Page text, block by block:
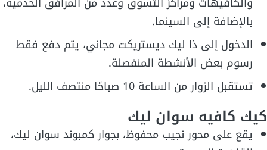
بالإضافة إلى السينما.
الدخول إلى ذا ليك ديستريكت مجاني، يتم دفع فقط
رسوم بعض الأنشطة المنفصلة.
تستقبل الزوار من الساعة 10 صباحًا منتصف الليل.
كيك كافيه سوان ليك
يقع على محور نجيب محفوظ، بجوار كمبوند سوان ليك،